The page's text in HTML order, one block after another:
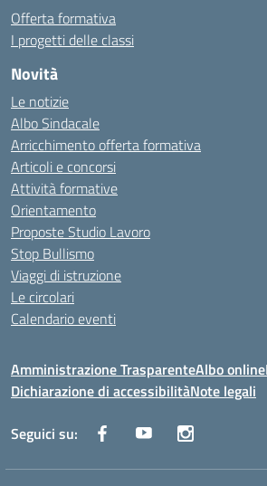
Offerta formativa
I progetti delle classi
Novità
Le notizie
Albo Sindacale
Arricchimento offerta formativa
Articoli e concorsi
Attività formative
Orientamento
Proposte Studio Lavoro
Stop Bullismo
Viaggi di istruzione
Le circolari
Calendario eventi
Amministrazione TrasparenteAlbo online
Dichiarazione di accessibilitàNote legali
Seguici su: